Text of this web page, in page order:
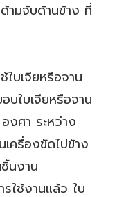
ามจับด้านข้าง ที่
ใบเจียหรือจาน
บใบเจียหรือจาน
งศา ระหว่าง
ครื่องขัดไปข้าง
นงาน
ใช้งานแล้ว ใบ